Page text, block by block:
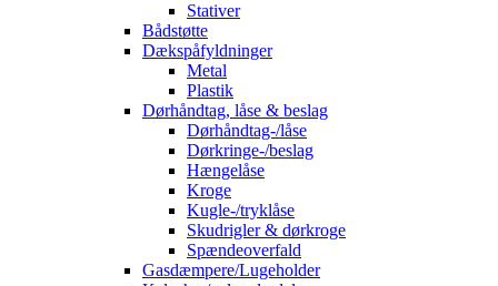
Stativer
Bådstøtte
Dækspåfyldninger
Metal
Plastik
Dørhåndtag, låse & beslag
Dørhåndtag-/låse
Dørkringe-/beslag
Hængelåse
Kroge
Kugle-/tryklåse
Skudrigler & dørkroge
Spændeoverfald
Gasdæmpere/Lugeholder